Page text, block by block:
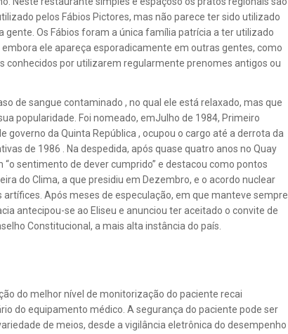
pelos Fábios Pictores, mas não parece ter sido utilizado
gente. Os Fábios foram a única família patrícia a ter utilizado
ele apareça esporadicamente em outras gentes, como
conhecidos por utilizarem regularmente prenomes antigos ou
de sangue contaminado , no qual ele está relaxado, mas que
popularidade. Foi nomeado, emJulho de 1984, Primeiro
governo da Quinta República , ocupou o cargo até a derrota da
de 1986 . Na despedida, após quase quatro anos no Quay
“o sentimento de dever cumprido” e destacou como pontos
do Clima, a que presidiu em Dezembro, e o acordo nuclear
artífices. Após meses de especulação, em que manteve sempre
antecipou-se ao Eliseu e anunciou ter aceitado o convite de
Constitucional, a mais alta instância do país.
do melhor nível de monitorização do paciente recai
do equipamento médico. A segurança do paciente pode ser
de meios, desde a vigilância eletrônica do desempenho